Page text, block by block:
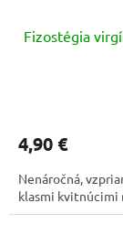
Fizostégia
je
z
5
hviezdičiek.
4,90 €
Nenáročná,
klasmi kvitnúcimi